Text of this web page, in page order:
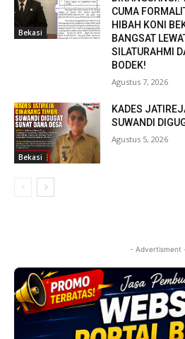
Bekasi
CUMA
HIBAH KONI
BANGSAT
SILATURAHMI
BODEK!
Agustus 7, 2026
Bekasi
KADES
SUWANDI
Agustus 5, 2026
- Advertisment